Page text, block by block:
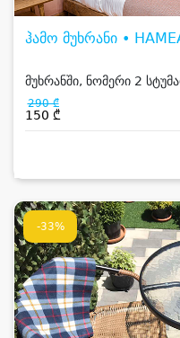
ჰამო მუხრანი •
მუხრანში, ნომერი 2
290 ₾
150 ₾
-33%